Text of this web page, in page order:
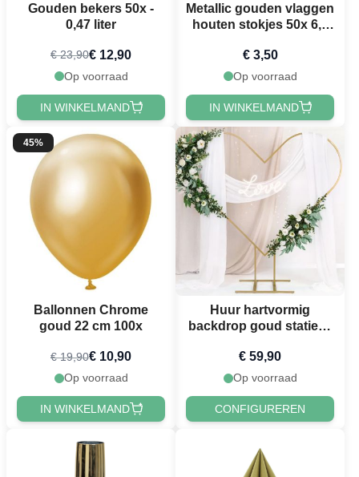
Gouden bekers 50x -
0,47 liter
€ 23,90€ 12,90
Op voorraad
IN WINKELMAND
Metallic gouden vlaggen
houten stokjes 50x 6,5
€ 3,50
Op voorraad
IN WINKELMAND
45%
Ballonnen Chrome
goud 22 cm 100x
€ 19,90€ 10,90
Op voorraad
IN WINKELMAND
Huur hartvormig
backdrop goud statief 2
€ 59,90
Op voorraad
CONFIGUREREN